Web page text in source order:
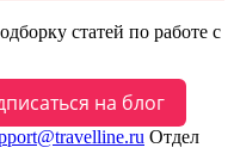
статей по работе с
Отдел